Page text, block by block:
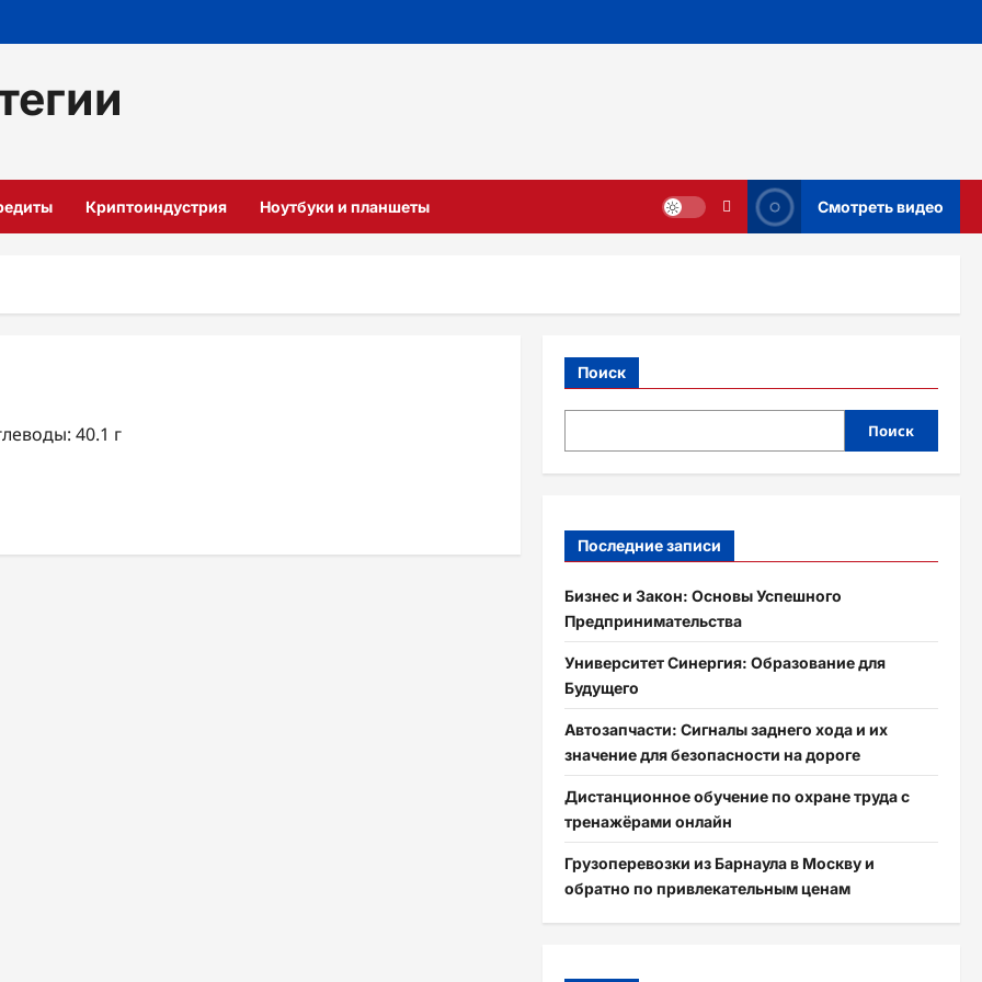
Криптоиндустрия Ноутбуки и планшеты Смотреть видео
40.1 г
Поиск
Поиск
Последние записи
Бизнес и Закон: Основы Успешного
Предпринимательства
Университет Синергия: Образование для
Будущего
Автозапчасти: Сигналы заднего хода и их
значение для безопасности на дороге
Дистанционное обучение по охране труда с
тренажёрами онлайн
Грузоперевозки из Барнаула в Москву и
обратно по привлекательным ценам